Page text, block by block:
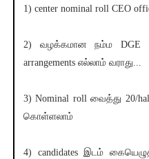
1) center nominal roll CEO
2) வழக்கமான நம்ம DGE
arrangements எல்லாம் வராது...
3) Nominal roll வைத்து 20/
கொள்ளலாம்
4) candidates இடம்